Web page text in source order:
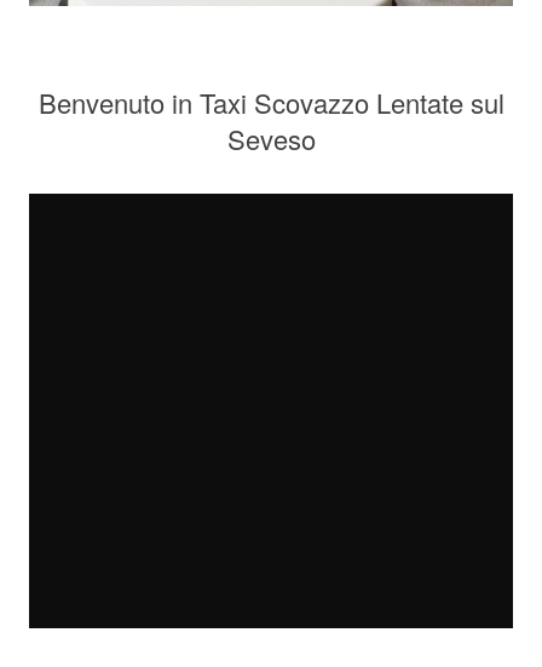
Benvenuto in Taxi Scovazzo Lentate sul
Seveso